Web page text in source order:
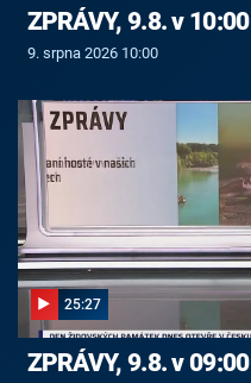
ZPRÁVY, 9.8. v 10:00
9. srpna 2026 10:00
25:27
ZPRÁVY, 9.8. v 09:00